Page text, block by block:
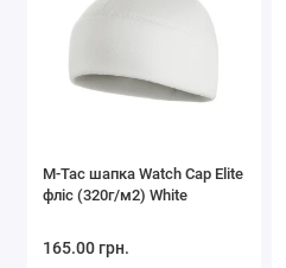
M-Tac шапка Watch Cap Elite
фліс (320г/м2) White
165.00 грн.